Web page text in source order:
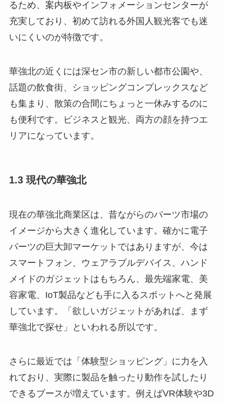
るため、案内板やインフォメーションセンターが
充実しており、初めて訪れる外国人観光客でも迷
いにくいのが特徴です。
華強北の近くには深セン市の新しい都市公園や、
話題の飲食街、ショッピングコンプレックスなど
も集まり、散策の合間にちょっと一休みするのに
も便利です。ビジネスと観光、両方の顔を持つエ
リアになっています。
1.3 現代の華強北
現在の華強北商業区は、昔ながらのパーツ市場の
イメージから大きく進化しています。確かに電子
パーツの巨大卸マーケットではありますが、今は
スマートフォン、ウェアラブルデバイス、ハンド
メイドのガジェットはもちろん、最先端家電、美
容家電、IoT製品なども手に入るスポットへと発展
しています。「欲しいガジェットがあれば、まず
華強北で探せ」といわれる所以です。
さらに最近では「体験型ショッピング」に力を入
れており、実際に製品を触ったり動作を試したり
できるブースが増えています。例えばVR体験や3D